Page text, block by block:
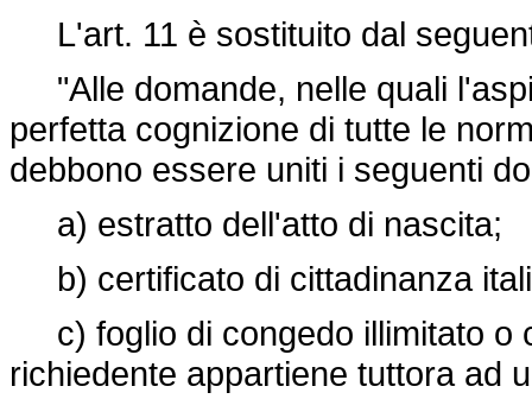
L'art. 11 è sostituito dal
"Alle domande, nelle quali
perfetta cognizione di tutte le
debbono essere uniti i seguenti
a) estratto dell'atto di nascita;
b) certificato di cittadinanza
c) foglio di congedo illimitato o
richiedente appartiene tuttora ad